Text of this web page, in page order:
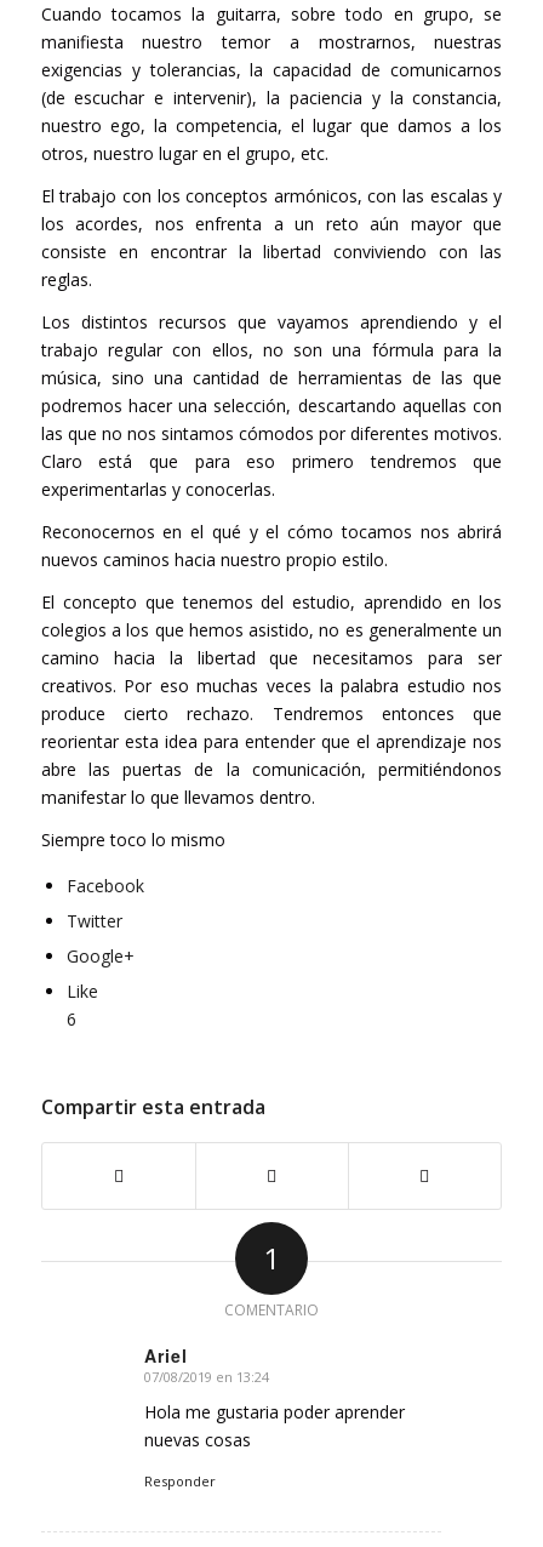
Cuando tocamos la guitarra, sobre todo en grupo, se
manifiesta nuestro temor a mostrarnos, nuestras
exigencias y tolerancias, la capacidad de comunicarnos
(de escuchar e intervenir), la paciencia y la constancia,
nuestro ego, la competencia, el lugar que damos a los
otros, nuestro lugar en el grupo, etc.
El trabajo con los conceptos armónicos, con las escalas y
los acordes, nos enfrenta a un reto aún mayor que
consiste en encontrar la libertad conviviendo con las
reglas.
Los distintos recursos que vayamos aprendiendo y el
trabajo regular con ellos, no son una fórmula para la
música, sino una cantidad de herramientas de las que
podremos hacer una selección, descartando aquellas con
las que no nos sintamos cómodos por diferentes motivos.
Claro está que para eso primero tendremos que
experimentarlas y conocerlas.
Reconocernos en el qué y el cómo tocamos nos abrirá
nuevos caminos hacia nuestro propio estilo.
El concepto que tenemos del estudio, aprendido en los
colegios a los que hemos asistido, no es generalmente un
camino hacia la libertad que necesitamos para ser
creativos. Por eso muchas veces la palabra estudio nos
produce cierto rechazo. Tendremos entonces que
reorientar esta idea para entender que el aprendizaje nos
abre las puertas de la comunicación, permitiéndonos
manifestar lo que llevamos dentro.
Siempre toco lo mismo
Facebook
Twitter
Google+
Like
6
Compartir esta entrada
1
COMENTARIO
Ariel
Dice:
07/08/2019 en 13:24
Hola me gustaria poder aprender
nuevas cosas
Responder